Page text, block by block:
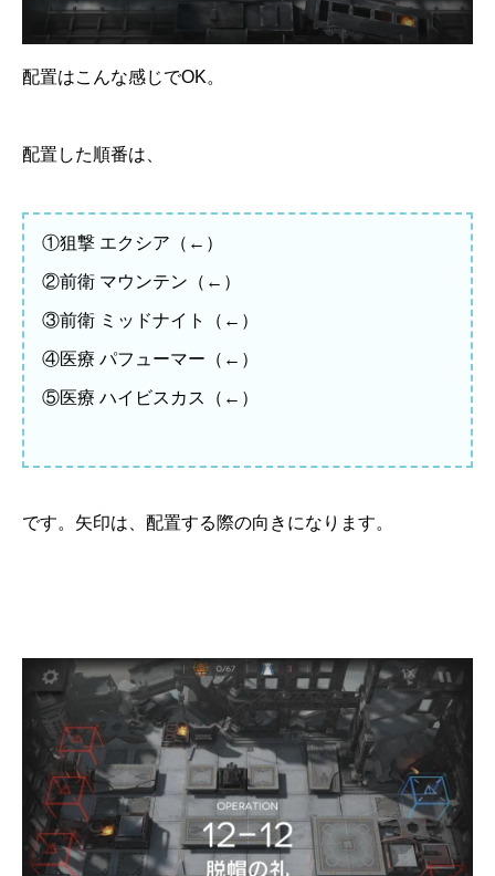
配置はこんな感じでOK。
配置した順番は、
①狙撃 エクシア（←）
②前衛 マウンテン（←）
③前衛 ミッドナイト（←）
④医療 パフューマー（←）
⑤医療 ハイビスカス（←）
です。矢印は、配置する際の向きになります。